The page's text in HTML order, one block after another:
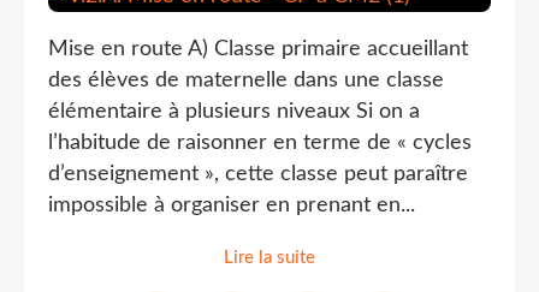
Mise en route A) Classe primaire accueillant
des élèves de maternelle dans une classe
élémentaire à plusieurs niveaux Si on a
l’habitude de raisonner en terme de « cycles
d’enseignement », cette classe peut paraître
impossible à organiser en prenant en...
Lire la suite